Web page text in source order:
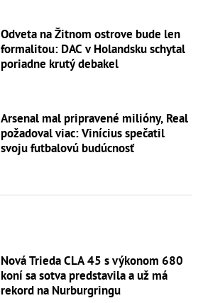
Odveta na Žitnom ostrove bude len
formalitou: DAC v Holandsku schytal
poriadne krutý debakel
Arsenal mal pripravené milióny, Real
požadoval viac: Vinícius spečatil
svoju futbalovú budúcnosť
Nová Trieda CLA 45 s výkonom 680
koní sa sotva predstavila a už má
rekord na Nurburgringu